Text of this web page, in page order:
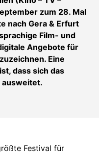
zum 28. Mal
nach Gera & Erfurt
Film- und
Angebote für
Eine
dass sich das
ausweitet.
Festival für